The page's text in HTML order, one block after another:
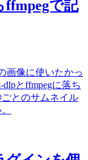
ffmpegで記
画像に使いたかっ
とffmpegに落ち
とのサムネイル